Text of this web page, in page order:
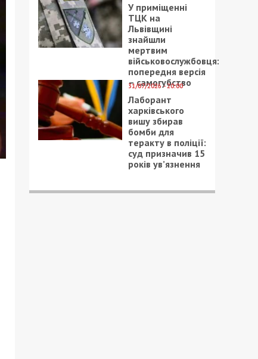
У приміщенні
ТЦК на
Львівщині
знайшли
мертвим
військовослужбовця:
попередня версія
– самогубство
31/07/2026 - 20:00
Лаборант
харківського
вишу збирав
бомби для
теракту в поліції:
суд призначив 15
років ув’язнення